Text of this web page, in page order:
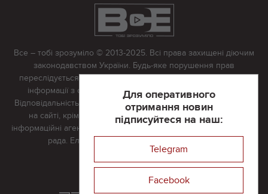
Для оперативного
отримання новин
підписуйтеся на наш:
Telegram
Facebook
Все – тобі зрозуміло © 2013-2025. Всі права захищені діючим
законодавством України. Будь-яке порушення прав
переслідується в судовому порядку. Будь-яке відтворення
інформації з сайту тільки з письмово дозволу редакції.
Відповідальність за достовірність усіх матеріалів, розміщених
на сайті, крім матеріалів, які містять посилання на інші
інформаційні агентства або інтернет-видання, несе редакційна
рада. Електронна пошта:
Реклама на сайті